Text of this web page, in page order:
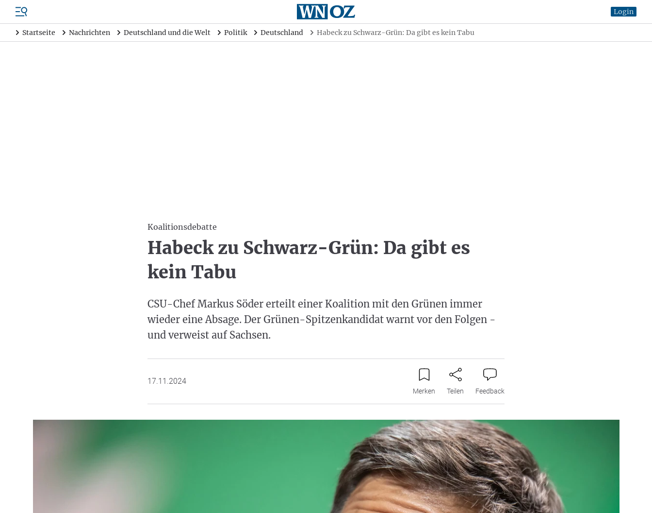
Login
Startseite Nachrichten Deutschland und die Welt Politik Deutschland Habeck zu Schwarz-Grün: Da gibt es kein Tabu
Koalitionsdebatte
Habeck zu Schwarz-Grün: Da gibt es
kein Tabu
CSU-Chef Markus Söder erteilt einer Koalition mit den Grünen immer
wieder eine Absage. Der Grünen-Spitzenkandidat warnt vor den Folgen -
und verweist auf Sachsen.
17.11.2024
Merken Teilen Feedback